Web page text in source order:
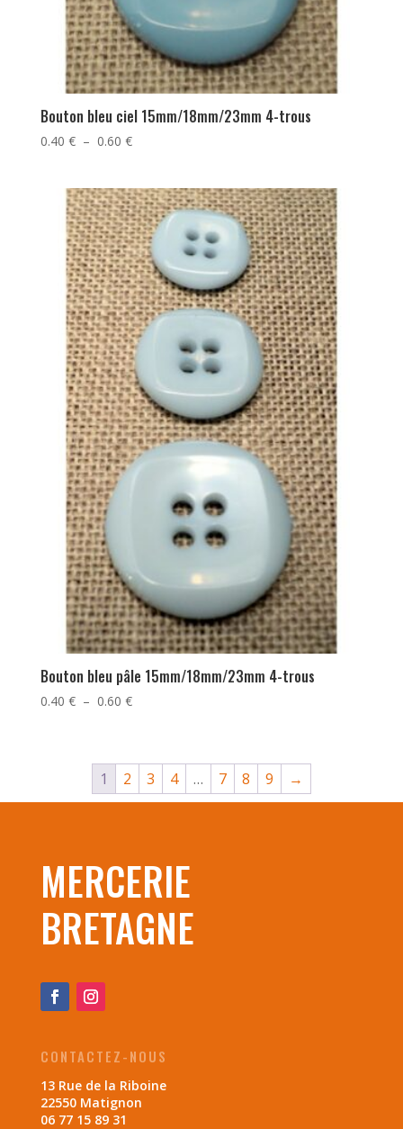
Bouton bleu ciel 15mm/18mm/23mm 4-trous
0.40 € – 0.60 €Plage
0.40 €
à
0.60 €
Bouton bleu pâle 15mm/18mm/23mm 4-trous
0.40 € – 0.60 €Plage
0.40 €
0.60 €
1 2 3 4 … 7 8 9 →
MERCERIE
BRETAGNE
CONTACTEZ-NOUS
13 Rue de la Riboine
22550 Matignon
06 77 15 89 31